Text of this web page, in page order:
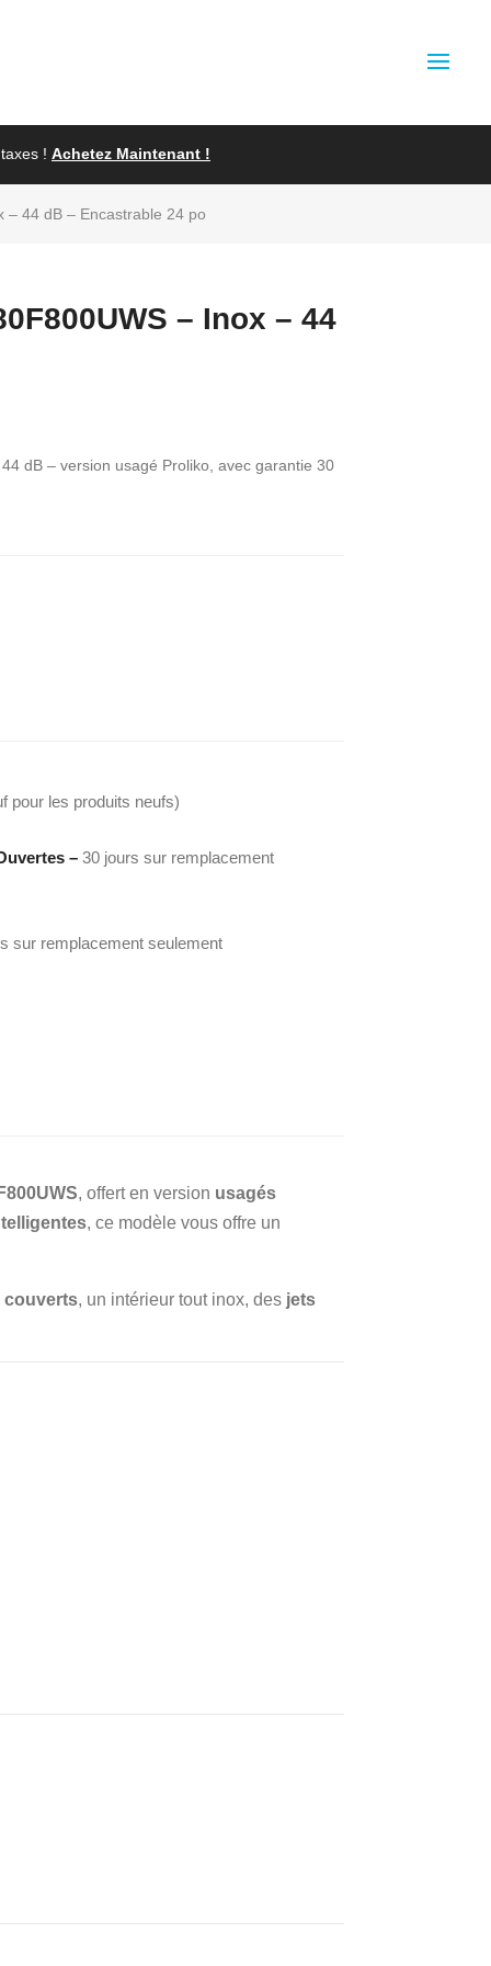
! Achetez Maintenant !
44 dB – Encastrable 24 po
– Inox – 44
dB – version usagé Proliko, avec garantie 30
pour les produits neufs)
– 30 jours sur remplacement
sur remplacement seulement
, offert en version usagés
, ce modèle vous offre un
couverts, un intérieur tout inox, des jets